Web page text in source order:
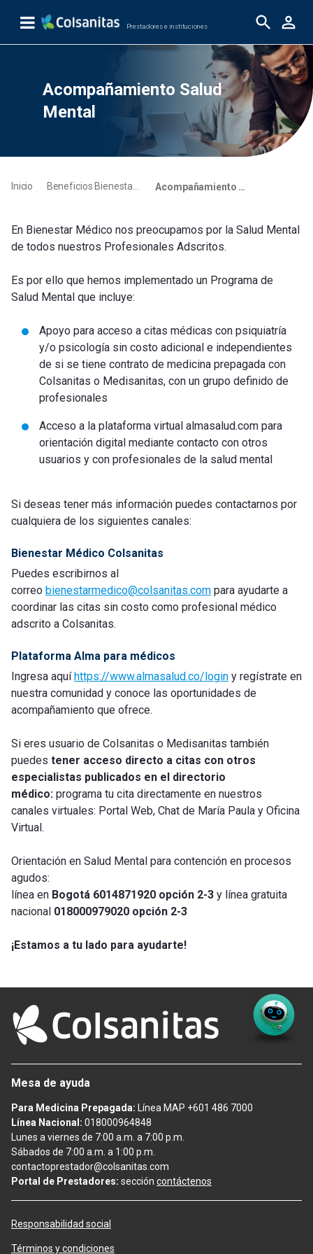
Saut au contenu principal
Prestadores e instituciones
Acompañamiento Salud Mental
Acompañamiento Salud
Mental
Inicio Acompañamiento Salud Mental
En Bienestar Médico nos preocupamos por la Salud Mental
de todos nuestros Profesionales Adscritos.
Es por ello que hemos implementado un Programa de
Salud Mental que incluye:
Apoyo para acceso a citas médicas con psiquiatría
y/o psicología sin costo adicional e independientes
de si se tiene contrato de medicina prepagada con
Colsanitas o Medisanitas, con un grupo definido de
profesionales
Acceso a la plataforma virtual almasalud.com para
orientación digital mediante contacto con otros
usuarios y con profesionales de la salud mental
Si deseas tener más información puedes contactarnos por
cualquiera de los siguientes canales:
Bienestar Médico Colsanitas
Puedes escribirnos al
correo bienestarmedico@colsanitas.com para ayudarte a
coordinar las citas sin costo como profesional médico
adscrito a Colsanitas.
Plataforma Alma para médicos
Ingresa aquí https://www.almasalud.co/login y regístrate en
nuestra comunidad y conoce las oportunidades de
acompañamiento que ofrece.
Si eres usuario de Colsanitas o Medisanitas también
puedes tener acceso directo a citas con otros
especialistas publicados en el directorio
médico: programa tu cita directamente en nuestros
canales virtuales: Portal Web, Chat de María Paula y Oficina
Virtual.
Orientación en Salud Mental para contención en procesos
agudos:
línea en Bogotá 6014871920 opción 2-3 y línea gratuita
nacional 018000979020 opción 2-3
¡Estamos a tu lado para ayudarte!
Mesa de ayuda
Para Medicina Prepagada: Línea MAP +601 486 7000
Línea Nacional: 018000964848
Lunes a viernes de 7:00 a.m. a 7:00 p.m.
Sábados de 7:00 a.m. a 1:00 p.m.
contactoprestador@colsanitas.com
Portal de Prestadores: sección contáctenos
Responsabilidad social
Términos y condiciones